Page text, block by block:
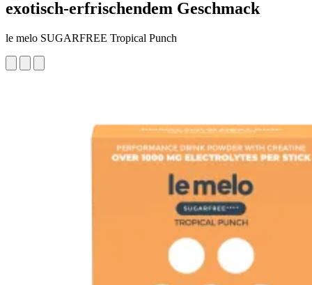
exotisch-erfrischendem Geschmack
le melo SUGARFREE Tropical Punch